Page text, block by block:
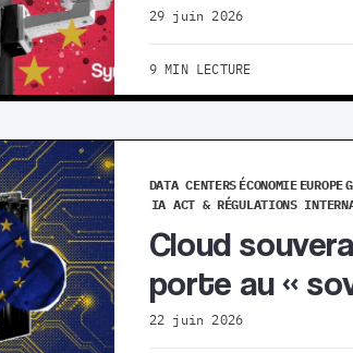
29 juin 2026
9 MIN LECTURE
DATA CENTERS ÉCONOMIE EUROPE
IA ACT & RÉGULATIONS
Cloud
porte au «
22 juin 2026